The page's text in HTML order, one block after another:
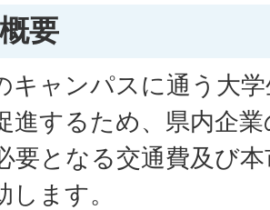
要
キャンパスに通う大
進するため、県内企
要となる交通費及び
ます。